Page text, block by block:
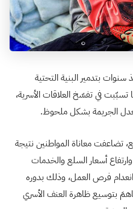
بتدمير البنية التحتية
تسبّبت في تفسّخ العلاقات الأسرية،
الجريمة بشكل ملحوظ.
تضاعفت معاناة المواطنين نتيجة
أسعار السلع والخدمات
فرص العمل، وذلك بدوره
بتوسيع ظاهرة العنف الأسري